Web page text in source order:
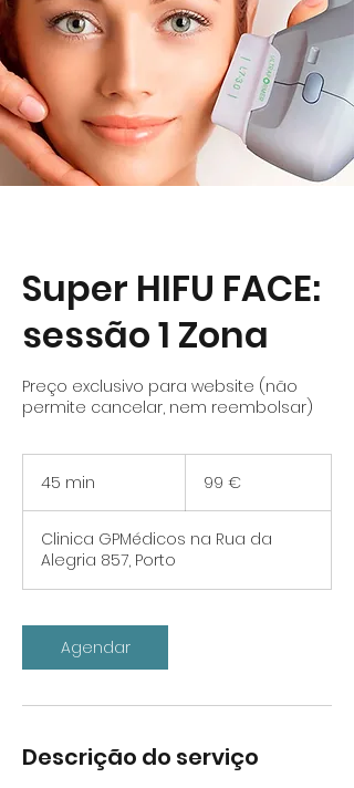
Super HIFU FACE:
sessão 1 Zona
Preço exclusivo para website (não
permite cancelar, nem reembolsar)
45 min
n
99 €
Clinica GPMédicos na Rua da
Alegria 857, Porto
Agendar
Descrição do serviço